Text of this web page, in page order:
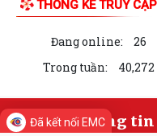
ĐỘNG TÍN DỤNG CHÍNH SÁCH
TRUNG TÂM CHÍNH TRỊ
THAM GIA QUẢN LÝ, CHĂM
Đã kết nối EMC